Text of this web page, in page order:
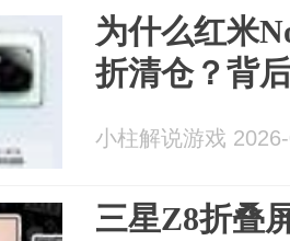
为什么红米
折清仓？背
小柱解说游戏
三星Z8折叠